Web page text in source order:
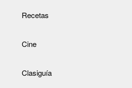
Recetas
Cine
Clasiguía